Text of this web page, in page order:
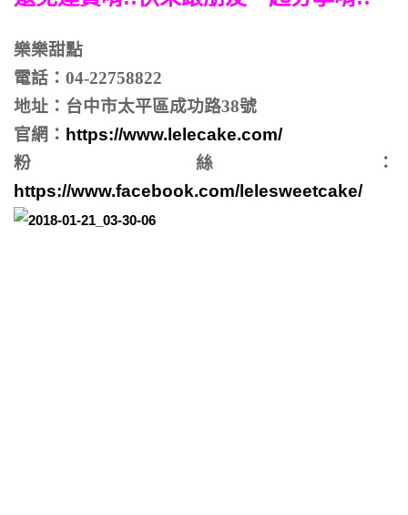
樂樂甜點
電話：04-22758822
地址：台中市太平區成功路38號
官網： https://www.lelecake.com/
粉絲：
https://www.facebook.com/lelesweetcake/